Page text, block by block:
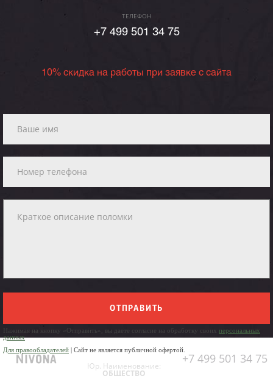
ТЕЛЕФОН
+7 499 501 34 75
10% скидка на работы при заявке с сайта
ОТПРАВИТЬ
Нажимая на кнопку «Отправить», вы даете согласие на обработку своих персональных
данных
Для правообладателей | Сайт не является публичной офертой.
+7 499 501 34 75
Юр. Наименование:
ОБЩЕСТВО